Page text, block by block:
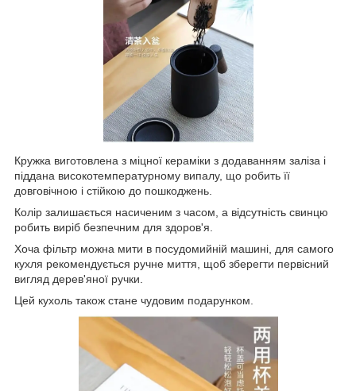
Кружка виготовлена з міцної кераміки з додаванням заліза і
піддана високотемпературному випалу, що робить її
довговічною і стійкою до пошкоджень.
Колір залишається насиченим з часом, а відсутність свинцю
робить виріб безпечним для здоров'я.
Хоча фільтр можна мити в посудомийній машині, для самого
кухля рекомендується ручне миття, щоб зберегти первісний
вигляд дерев'яної ручки.
Цей кухоль також стане чудовим подарунком.